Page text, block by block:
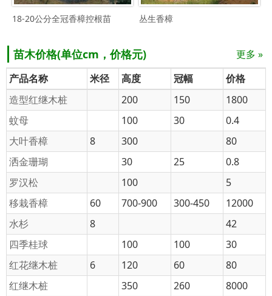
18-20公分全冠香樟控根苗 丛生香樟
苗木价格(单位cm，价格元)
更多 »
产品名称
米径 高度 冠幅
价格
造型红继木桩
200 150
1800
蚊母
100 30
0.4
大叶香樟
8 300
80
洒金珊瑚
30 25
0.8
罗汉松
100
5
移栽香樟
60 700-900 300-450
12000
水杉
8
42
四季桂球
100 100
30
红花继木桩
6 120 60
80
红继木桩
350 260
8000